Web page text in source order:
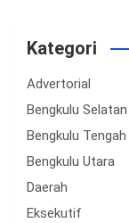
Kategori
Advertorial
Bengkulu Selatan
Bengkulu Tengah
Bengkulu Utara
Daerah
Eksekutif